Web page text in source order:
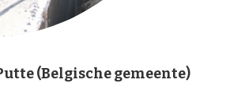
(Belgische gemeente)